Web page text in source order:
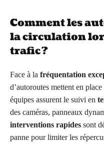
Comment les
la circulation
trafic ?
Face à la fréquentation
d’autoroutes mettent en
équipes assurent le suivi en
des caméras, panneaux
interventions rapides sont
panne pour limiter les